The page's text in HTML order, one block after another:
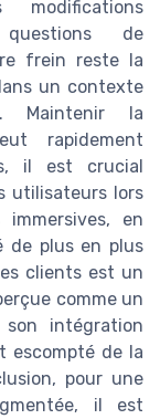
de
frein reste la
un contexte
Maintenir la
rapidement
il est crucial
utilisateurs lors
en
de plus en plus
clients est un
comme un
intégration
escompté de la
pour une
il est